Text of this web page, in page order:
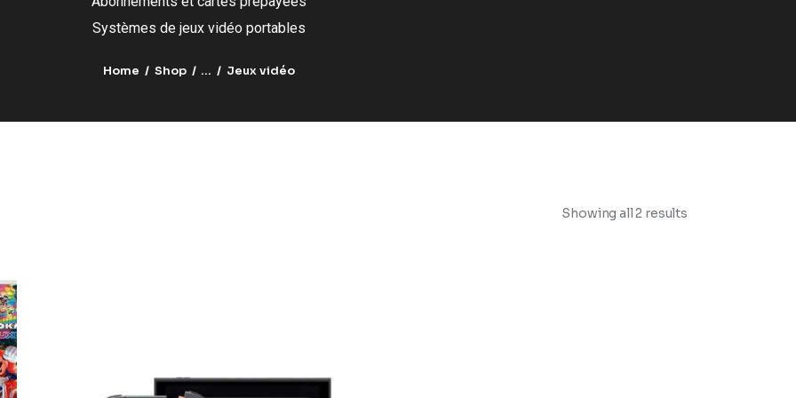
Systèmes de jeux vidéo portables
Home Shop ... Jeux vidéo
Showing all 2 results